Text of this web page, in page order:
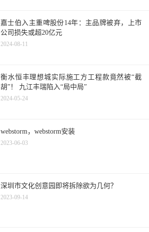
嘉士伯入主重啤股份14年：主品牌被弃，上市
公司损失或超20亿元
2024-08-11
衡水恒丰理想城实际施工方工程款竟然被“截
胡”！ 九江丰瑞陷入“局中局”
2024-05-24
webstorm，webstorm安装
2023-06-03
深圳市文化创意园即将拆除欲为几何？
2023-09-14